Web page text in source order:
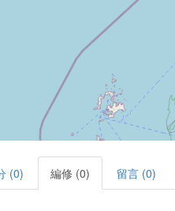
(0) 編修 (0) 留言 (0)